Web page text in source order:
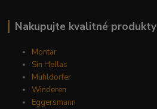
Nakupujte kvalitné produkty
Montar
Sin Hellas
Mühldorfer
Winderen
Eggersmann